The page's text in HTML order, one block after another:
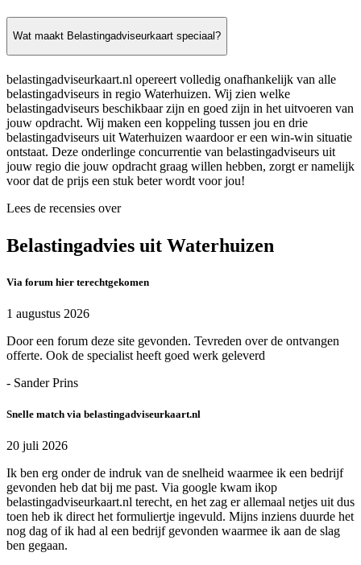
Wat maakt Belastingadviseurkaart speciaal?
belastingadviseurkaart.nl opereert volledig onafhankelijk van alle
belastingadviseurs in regio Waterhuizen. Wij zien welke
belastingadviseurs beschikbaar zijn en goed zijn in het uitvoeren van
jouw opdracht. Wij maken een koppeling tussen jou en drie
belastingadviseurs uit Waterhuizen waardoor er een win-win situatie
ontstaat. Deze onderlinge concurrentie van belastingadviseurs uit
jouw regio die jouw opdracht graag willen hebben, zorgt er namelijk
voor dat de prijs een stuk beter wordt voor jou!
Lees de recensies over
Belastingadvies uit Waterhuizen
Via forum hier terechtgekomen
1 augustus 2026
Door een forum deze site gevonden. Tevreden over de ontvangen
offerte. Ook de specialist heeft goed werk geleverd
- Sander Prins
Snelle match via belastingadviseurkaart.nl
20 juli 2026
Ik ben erg onder de indruk van de snelheid waarmee ik een bedrijf
gevonden heb dat bij me past. Via google kwam ikop
belastingadviseurkaart.nl terecht, en het zag er allemaal netjes uit dus
toen heb ik direct het formuliertje ingevuld. Mijns inziens duurde het
nog dag of ik had al een bedrijf gevonden waarmee ik aan de slag
ben gegaan.